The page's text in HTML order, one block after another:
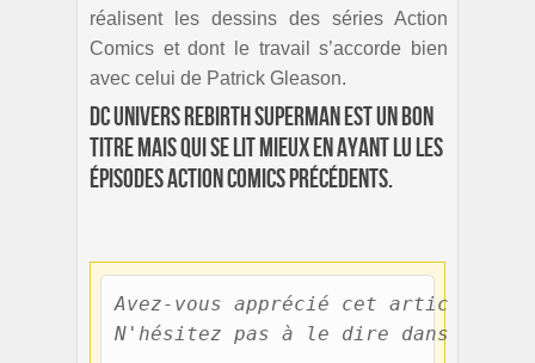
réalisent les dessins des séries Action
Comics et dont le travail s’accorde bien
avec celui de Patrick Gleason.
DC Univers Rebirth Superman est un bon
titre mais qui se lit mieux en ayant lu les
épisodes Action Comics précédents.
Avez-vous apprécié cet article?
N'hésitez pas à le dire dans les